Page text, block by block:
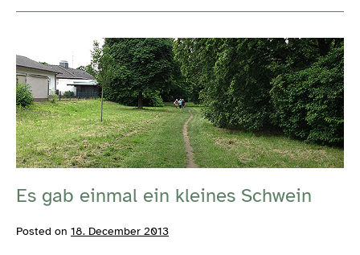
sie
nicht
machen.
gab
einmal
ein
kleines
Es gab einmal ein kleines Schwein
Posted on 18. December 2013